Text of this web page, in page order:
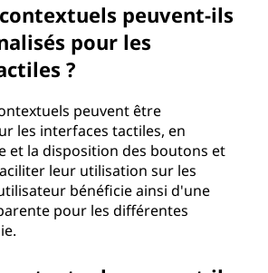
peuvent-ils
pour les
?
peuvent être
les interfaces tactiles, en
et la disposition des boutons et
leur utilisation sur les
bénéficie ainsi d'une
pour les différentes